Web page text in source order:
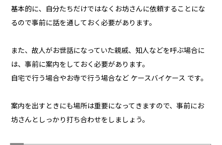
基本的に、自分たちだけではなくお坊さんに依頼することにな
るので事前に話を通しておく必要があります。
また、故人がお世話になっていた親戚、知人などを呼ぶ場合に
は、事前に案内をしておく必要があります。
自宅で行う場合やお寺で行う場合など ケースバイケース です。
案内を出すときにも場所は重要になってきますので、事前にお
坊さんとしっかり打ち合わせをしましょう。